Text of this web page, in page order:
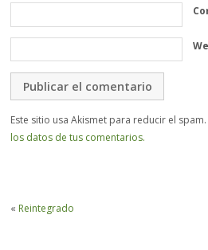
Este sitio usa Akismet para reducir el
los datos de tus comentarios.
« Reintegrado